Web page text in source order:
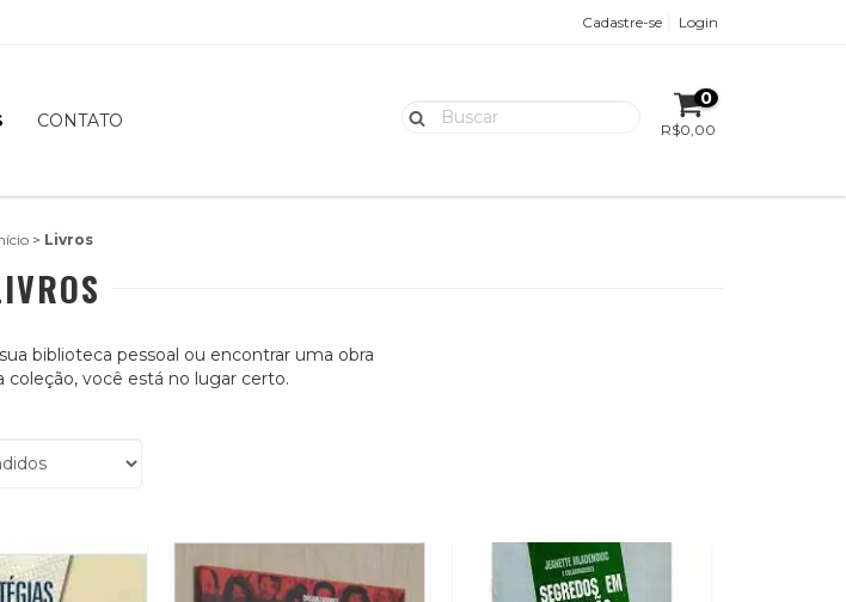
Cadastre-se Login
CONTATO
0
R$0,00
> Livros
biblioteca pessoal ou encontrar uma obra
coleção, você está no lugar certo.